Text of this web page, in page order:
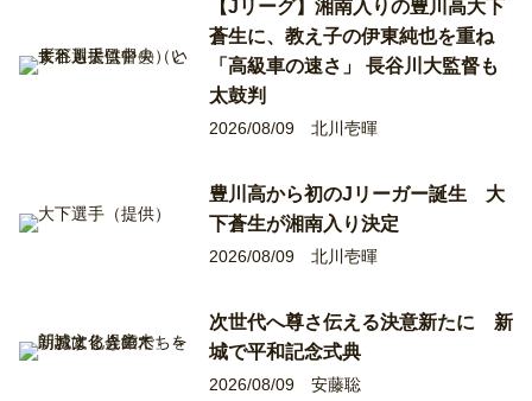
【Jリーグ】湘南入りの豊川高大下
蒼生に、教え子の伊東純也を重ね
「高級車の速さ」 長谷川大監督も
太鼓判
2026/08/09 北川壱暉
豊川高から初のJリーガー誕生 大
下蒼生が湘南入り決定
2026/08/09 北川壱暉
次世代へ尊さ伝える決意新たに 新
城で平和記念式典
2026/08/09 安藤聡